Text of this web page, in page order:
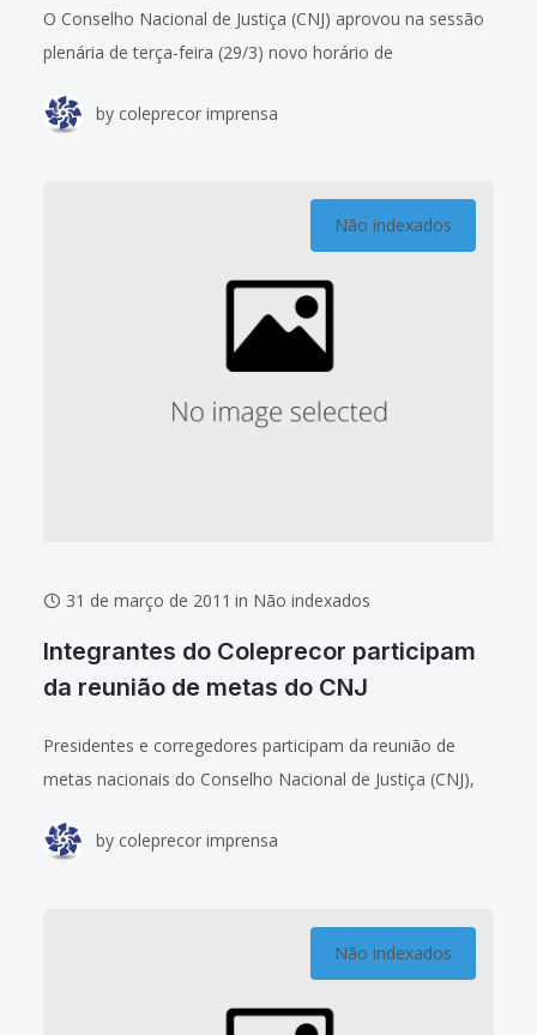
O Conselho Nacional de Justiça (CNJ) aprovou na sessão
plenária de terça-feira (29/3) novo horário de
tribunais e demais órgãos jurisdicionais
by coleprecor imprensa
Não indexados
31 de março de 2011 in Não indexados
Integrantes do Coleprecor participam
da reunião de metas do CNJ
Presidentes e corregedores participam da reunião de
metas nacionais do Conselho Nacional de Justiça (CNJ),
instante, com duas horas e meia de
by coleprecor imprensa
Não indexados